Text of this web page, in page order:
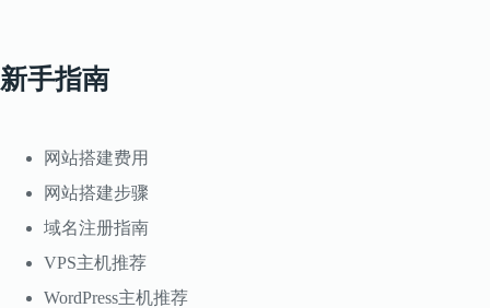
新手指南
网站搭建费用
网站搭建步骤
域名注册指南
VPS主机推荐
WordPress主机推荐